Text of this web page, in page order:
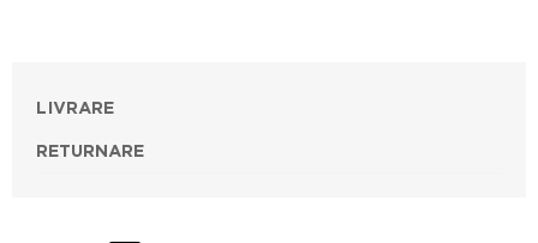
LIVRARE
RETURNARE